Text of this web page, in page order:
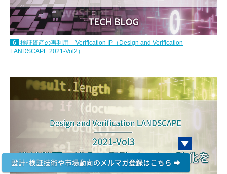
6
検証資産の再利用 – Verification IP（Design and Verification
LANDSCAPE 2021-Vol2）